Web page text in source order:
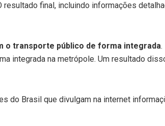
final, incluindo informações
o transporte público de forma integrada.
integrada na metrópole. Um resultado
do Brasil que divulgam na internet